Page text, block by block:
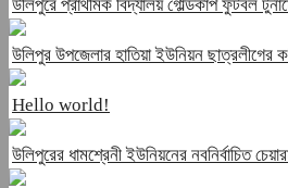
উলিপুরে প্রাথমিক বিদ্যালয় গোল্ডকাপ ফুটবল
উলিপুর উপজেলার হাতিয়া ইউনিয়ন ছাত্রলীগের
Hello world!
উলিপুরের ধামশ্রেনী ইউনিয়নের নবনির্বাচিত